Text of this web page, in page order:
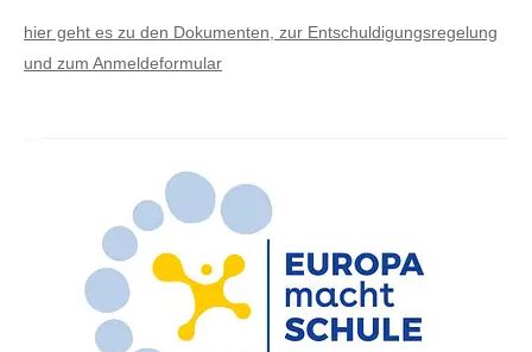
hier geht es zu den Dokumenten, zur Entschuldigungsregelung
und zum Anmeldeformular